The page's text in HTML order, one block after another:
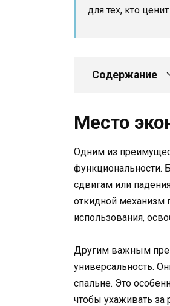
для тех, кто
Содержание
Место
Одним из
функциональности.
сдвигам или
откидной механизм
использования,
Другим важным
универсальность.
спальне. Это
чтобы ухаживать за